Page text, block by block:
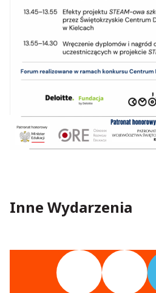
Inne Wydarzenia